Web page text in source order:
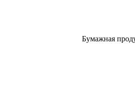
Бумажная